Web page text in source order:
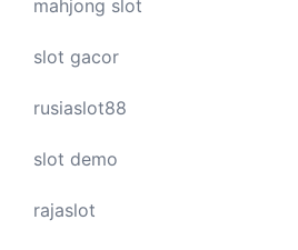
mahjong slot
slot gacor
rusiaslot88
slot demo
rajaslot